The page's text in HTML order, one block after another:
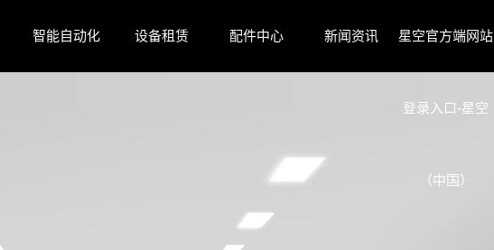
智能自动化 设备租赁 配件中心 新闻资讯 星空官方端网站
登录入口-星空
（中国）